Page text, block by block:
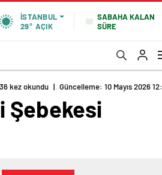
İSTANBUL
29° AÇIK
SABAHA KALAN
SÜRE
36 kez okundu | Güncelleme: 10 Mayıs 2026
Şebekesi